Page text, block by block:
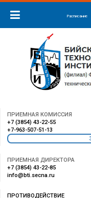
Расписание
ПРИЕМНАЯ КОМИССИЯ
+7 (3854) 43-22-55
+7-963-507-51-13
ПРИЕМНАЯ ДИРЕКТОРА
+7 (3854) 43-22-85
info@bti.secna.ru
ПРОТИВОДЕЙСТВИЕ